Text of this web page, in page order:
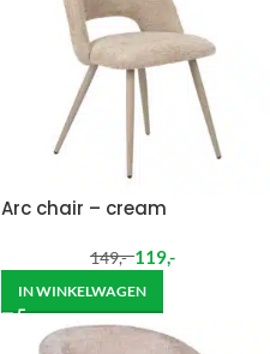
Arc chair – cream
149,- 119,-
IN WINKELWAGEN